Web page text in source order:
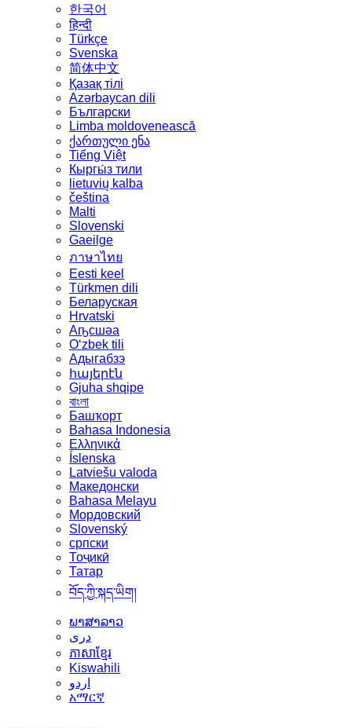
한국어
हिन्दी
Türkçe
Svenska
简体中文
Қазақ тілі
Azərbaycan dili
Български
Limba moldovenească
ქართული ენა
Tiếng Việt
Кыргы́з тили
lietuvių kalba
čeština
Malti
Slovenski
Gaeilge
ภาษาไทย
Eesti keel
Türkmen dili
Беларуская
Hrvatski
Аҧсшәа
Oʻzbek tili
Адыгабзэ
հայերէն
Gjuha shqipe
বাংলা
Башҡорт
Bahasa Indonesia
Ελληνικά
Íslenska
Latviešu valoda
Македонски
Bahasa Melayu
Мордовский
Slovenský
српски
Тоҷикӣ
Татар
བོད་ཀྱི་སྐད་ཡིག།
ພາສາລາວ
دری
ភាសាខ្មែរ
Kiswahili
اردو
አማርኛ